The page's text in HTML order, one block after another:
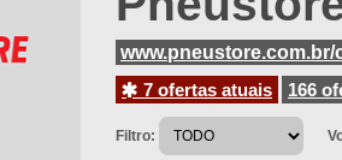
7 ofertas atuais
166
Filtro: